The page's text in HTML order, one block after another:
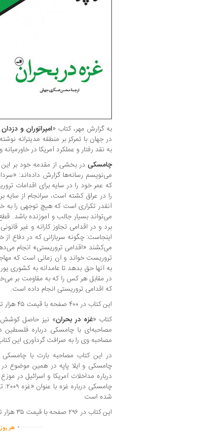
به گزارش مهر، کتاب «امپراتوران و
در جهان با تمرکز بر منطقه مدیترانه
به نقد رفتار و عملکرد آمریکا در
چامسکی در بخشی از مقدمه خود بر
می‌نویسم رسانه‌ها گزارش داده‌اند:
که عمر خود را در سایه برای اقدامات
را در عراق کشته است، سرانجام از سایه
آنقدر تکراری است که هیچ توجهی را
می‌تواند بسیار جالب و آموزنده باشد.
برد و در اقدامی تجاوز کارانه و غیر
اینجاست: چگونه سربازانی که در دفاع از
می‌کشند «اقدامی تروریستی» انجام
تروریست خواند و آن زمانی است که
به آنها حق بدهد تا عامدانه به کشوری
در مقابل هر کس را که به مقاومت بر
که اقدامی تروریستی انجام داده است.
این کتاب در ۴۰۰ صفحه با قیمت ۴۵ هزار تومان از سوی نشر ثالث منتشر شده است.
کتاب «غزه در بحران» نیز حاصل
مصاحبه وی را به صرافت گردآوری این
چامسکی و ایلا پاپه در همین موضوع
درباره مداخلات آمریکا و اسرائیل در
شده است
این کتاب در ۲۹۶ صفحه با قیمت ۳۵ هزار تومان از سوی نشر ثالث منتشر شده است.
...............
. هر